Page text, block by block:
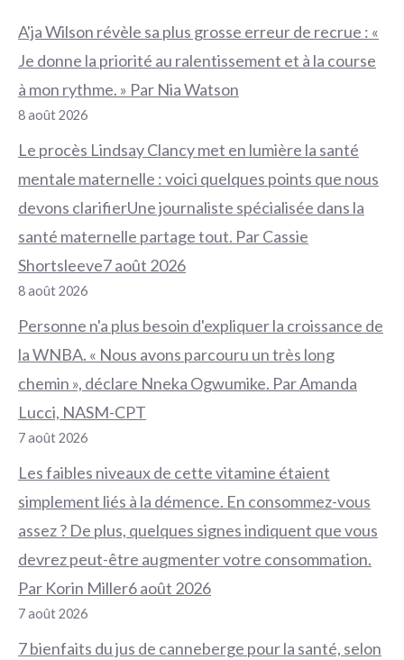
A'ja Wilson révèle sa plus grosse erreur de recrue : «
Je donne la priorité au ralentissement et à la course
à mon rythme. » Par Nia Watson
8 août 2026
Le procès Lindsay Clancy met en lumière la santé
mentale maternelle : voici quelques points que nous
devons clarifierUne journaliste spécialisée dans la
santé maternelle partage tout. Par Cassie
Shortsleeve7 août 2026
8 août 2026
Personne n'a plus besoin d'expliquer la croissance de
la WNBA. « Nous avons parcouru un très long
chemin », déclare Nneka Ogwumike. Par Amanda
Lucci, NASM-CPT
7 août 2026
Les faibles niveaux de cette vitamine étaient
simplement liés à la démence. En consommez-vous
assez ? De plus, quelques signes indiquent que vous
devrez peut-être augmenter votre consommation.
Par Korin Miller6 août 2026
7 août 2026
7 bienfaits du jus de canneberge pour la santé, selon